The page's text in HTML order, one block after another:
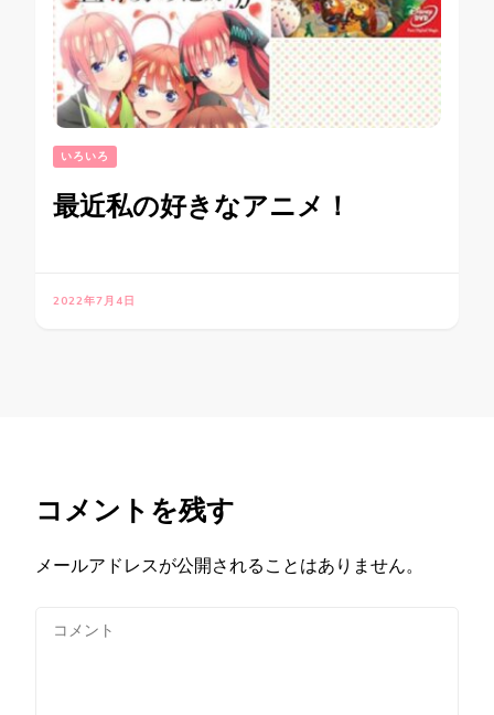
いろいろ
最近私の好きなアニメ！
2022年7月4日
コメントを残す
メールアドレスが公開されることはありません。